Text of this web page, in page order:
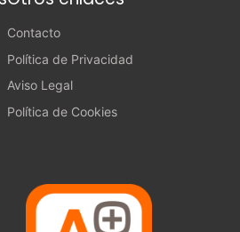
Contacto
Política de Privacidad
Aviso Legal
Política de Cookies